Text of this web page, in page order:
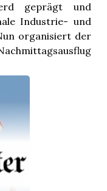
geprägt und
Industrie- und
organisiert der